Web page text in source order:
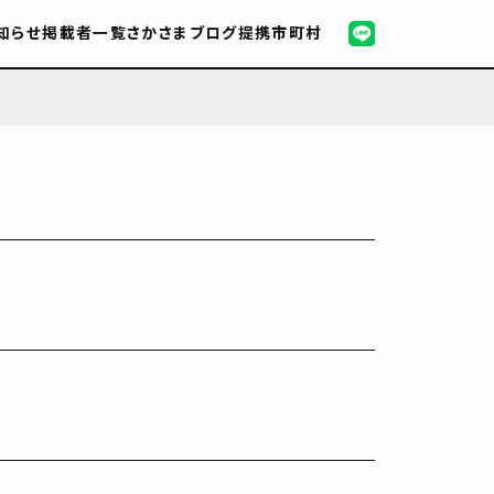
らせ掲載者一覧さかさまブログ提携市町村